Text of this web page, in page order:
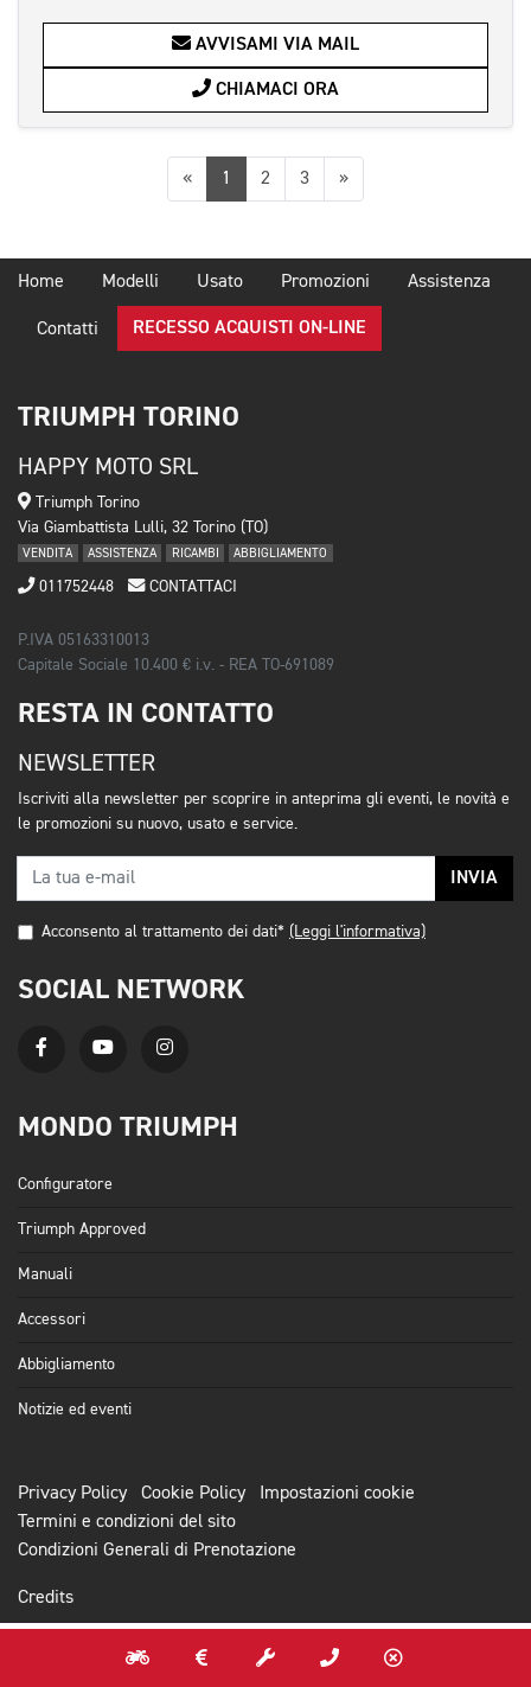
AVVISAMI VIA MAIL
CHIAMACI ORA
«Precedente
1 2 3 »Successiva
Home Modelli Usato Promozioni Assistenza
Contatti RECESSO ACQUISTI ON-LINE
TRIUMPH TORINO
HAPPY MOTO SRL
Triumph Torino
Via Giambattista Lulli, 32 Torino (TO)
VENDITA ASSISTENZA RICAMBI ABBIGLIAMENTO
011752448 CONTATTACI
P.IVA 05163310013
Capitale Sociale 10.400 € i.v. - REA TO-691089
RESTA IN CONTATTO
NEWSLETTER
Iscriviti alla newsletter per scoprire in anteprima gli eventi, le novità e
le promozioni su nuovo, usato e service.
INVIA
Acconsento al trattamento dei dati* (Leggi l'informativa)
SOCIAL NETWORK
MONDO TRIUMPH
Configuratore
Triumph Approved
Manuali
Accessori
Abbigliamento
Notizie ed eventi
Privacy Policy Cookie Policy
Impostazioni cookie
Termini e condizioni del sito
Condizioni Generali di Prenotazione
Credits